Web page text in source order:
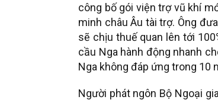
công bố gói viện trợ vũ khí
minh châu Âu tài trợ. Ông
sẽ chịu thuế quan lên tới
cầu Nga hành động nhanh
Nga không đáp ứng trong 10
Người phát ngôn Bộ Ngoại